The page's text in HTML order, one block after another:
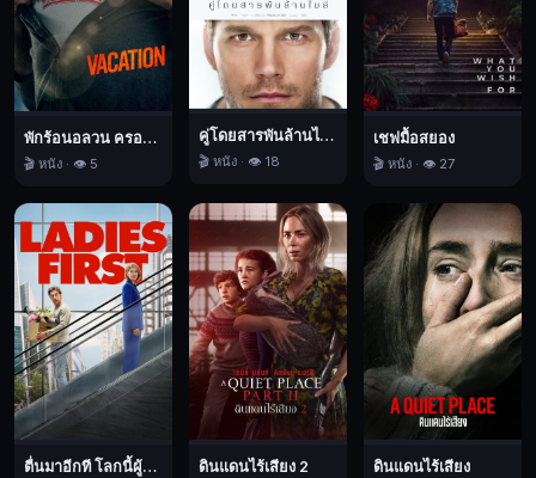
เกิน
กว่า
มนุษย์
จะ
ชีวิต
รอด
พวก
เขา
จึง
ร่วม
กัน
วางแผน
หลบ
หนี
พักร้อนอลวน ครอบครัวอลเวง
🎬 หนัง · 👁️ 5
คู่โดยสารพันล้านไมล์
🎬 หนัง · 👁️ 18
เชฟมื้อสยอง
🎬 หนัง · 👁️ 27
ตื่นมาอีกที โลกนี้ผู้หญิงใหญ่ ดินแดนไร้เสียง 2 ดินแดนไร้เสียง